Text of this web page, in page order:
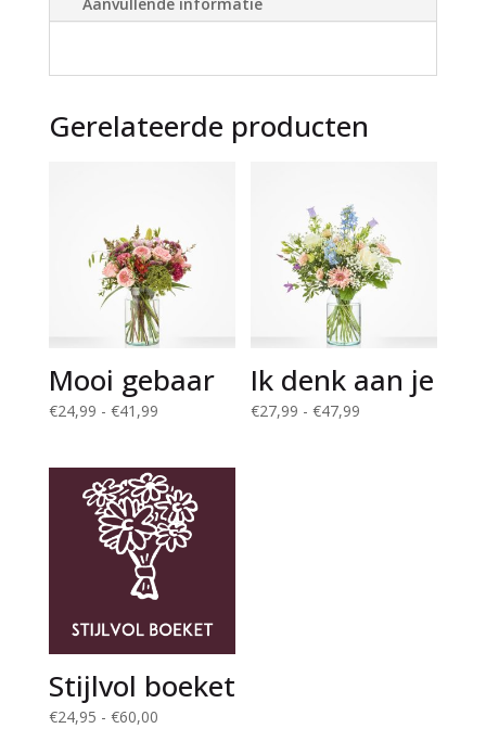
Gerelateerde producten
Mooi gebaar
€24,99 - €41,99Prijsklasse:
€41,99
Ik denk aan je
€27,99 - €47,99
Stijlvol boeket
€24,95 - €60,00Prijsklasse: